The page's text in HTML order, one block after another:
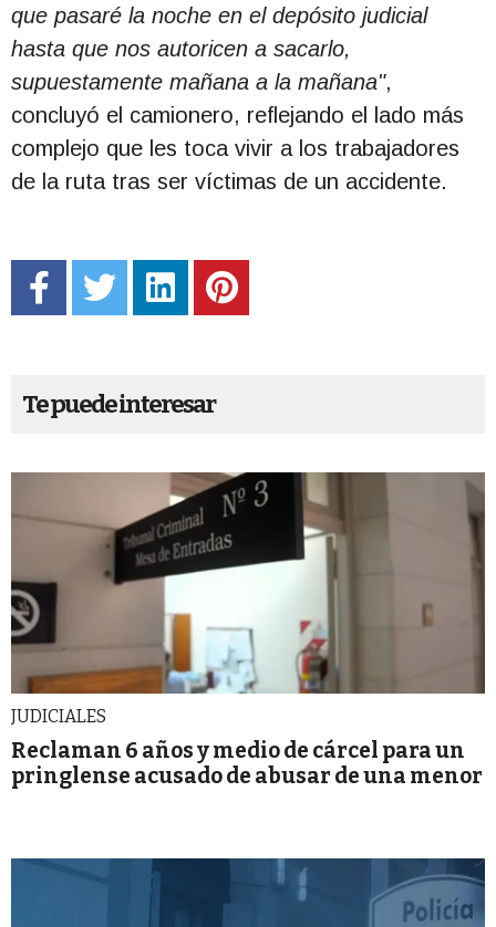
que pasaré la noche en el depósito judicial
hasta que nos autoricen a sacarlo,
supuestamente mañana a la mañana",
concluyó el camionero, reflejando el lado más
complejo que les toca vivir a los trabajadores
de la ruta tras ser víctimas de un accidente.
Te puede interesar
JUDICIALES
Reclaman 6 años y medio de cárcel para un
pringlense acusado de abusar de una menor